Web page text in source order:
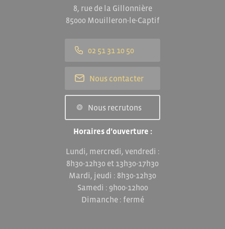
8, rue de la Gillonnière
85000 Mouilleron-le-Captif
02 51 31 10 50
Nous contacter
Nous recrutons
Horaires d’ouverture :
Lundi, mercredi, vendredi :
8h30-12h30 et 13h30-17h30
Mardi, jeudi : 8h30-12h30
Samedi : 9h00-12h00
Dimanche : fermé